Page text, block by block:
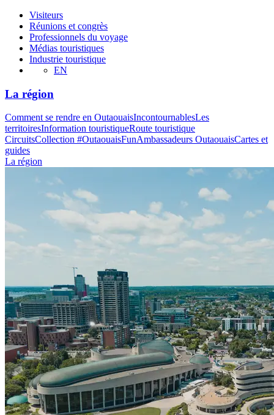
Visiteurs
Réunions et congrès
Professionnels du voyage
Médias touristiques
Industrie touristique
EN
La région
Comment se rendre en OutaouaisIncontournablesLes
territoiresInformation touristiqueRoute touristique
CircuitsCollection #OutaouaisFunAmbassadeurs OutaouaisCartes et
guides
La région